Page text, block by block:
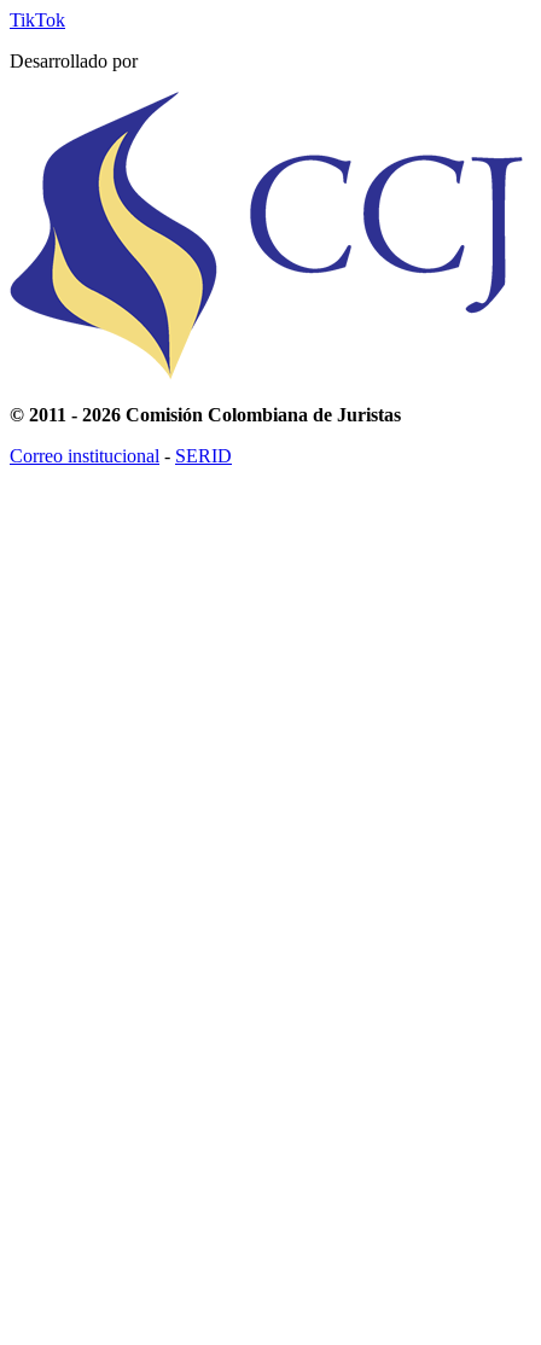
TikTok
Desarrollado por
© 2011 - 2026 Comisión Colombiana de Juristas
Correo institucional - SERID